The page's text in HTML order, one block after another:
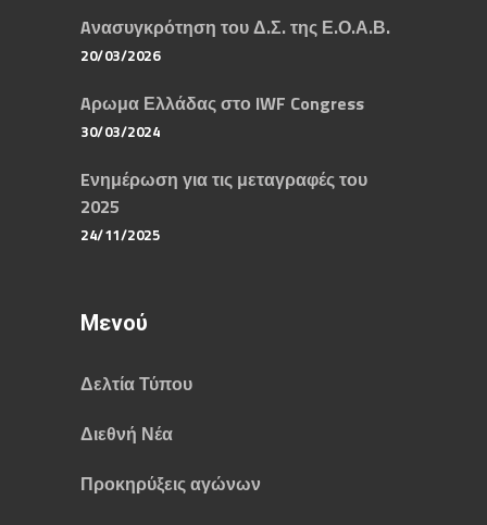
Aνασυγκρότηση του Δ.Σ. της Ε.Ο.Α.Β.
20/03/2026
Aρωμα Ελλάδας στο IWF Congress
30/03/2024
Eνημέρωση για τις μεταγραφές του
2025
24/11/2025
Μενού
Δελτία Τύπου
Διεθνή Νέα
Προκηρύξεις αγώνων